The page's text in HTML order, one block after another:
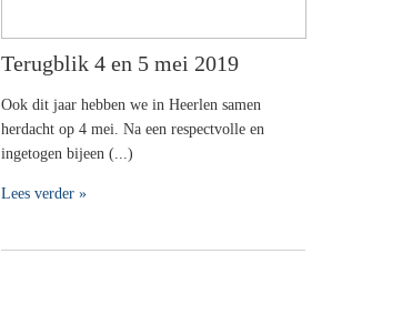
Terugblik 4 en 5 mei 2019
Ook dit jaar hebben we in Heerlen samen
herdacht op 4 mei. Na een respectvolle en
ingetogen bijeen (...)
Lees verder »